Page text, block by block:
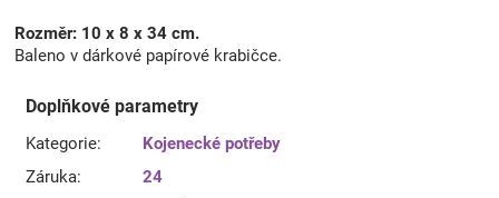
Rozměr: 10 x 8 x 34 cm.
Baleno v dárkové papírové krabičce.
Doplňkové parametry
Kategorie:
Kojenecké potřeby
Záruka:
24